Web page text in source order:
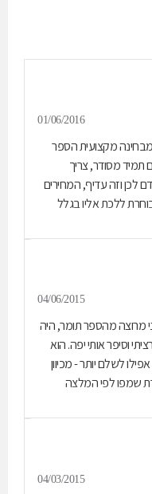
01/06/2016
מקצועית הספר
תמיד מסודר, צריך
לכן וזה עדיף, המחירים
ללכת אליו בגלל
04/06/2015
פניתי למספרת שמפו לצורך תספורת- אני מרוצה מהספר תומר, היה
וסיפר אותי יפה. הוא
לשלם יותר - מכיוון
שמפו לפי המלצה
04/03/2015